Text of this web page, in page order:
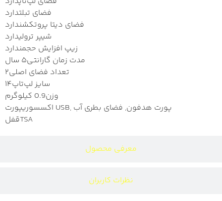
معرفی محصول
نظرات کاربران
فضای تبلتدارد
فضای دیتا پروتکشندارد
شیپر ترولیدارد
زیپ افزایش حجمندارد
مدت زمان گارانتی۵ سال
تعداد فضای اصلی۲
سایز لپ‌تاپ۱۴
وزن0.9 کیلوگرم
اکسسوری
پورت USB, پورت هدفون, فضای بطری آب
قفلTSA